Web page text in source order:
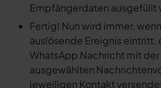
Empfängerdaten ausgefüllt
Fertig! Nun wird immer,
auslösende Ereignis eintritt,
WhatsApp Nachricht mit der
ausgewählten
jeweiligen Kontakt